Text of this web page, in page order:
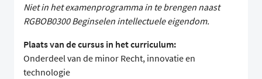
Niet in het examenprogramma in te brengen naast
RGBOB0300 Beginselen intellectuele eigendom.
Plaats van de cursus in het curriculum:
Onderdeel van de minor Recht, innovatie en
technologie